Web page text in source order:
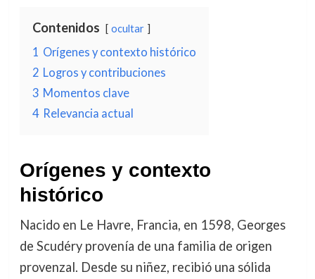
Contenidos ocultar
1 Orígenes y contexto histórico
2 Logros y contribuciones
3 Momentos clave
4 Relevancia actual
Orígenes y contexto
histórico
Nacido en Le Havre, Francia, en 1598, Georges
de Scudéry provenía de una familia de origen
provenzal. Desde su niñez, recibió una sólida